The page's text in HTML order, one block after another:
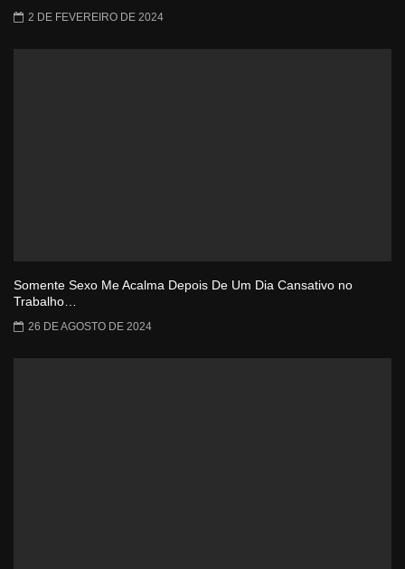
2 DE FEVEREIRO DE 2024
Somente Sexo Me Acalma Depois De Um Dia Cansativo no
Trabalho…
26 DE AGOSTO DE 2024